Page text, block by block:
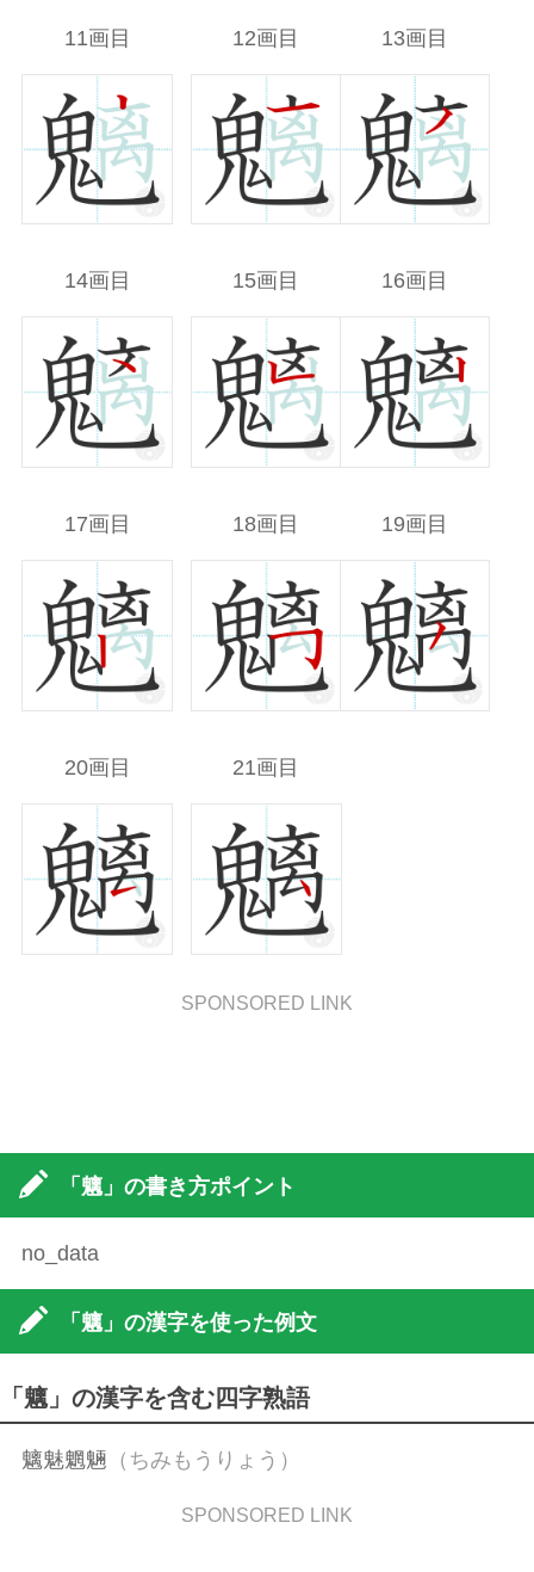
11画目 12画目 13画目
14画目 15画目 16画目
17画目 18画目 19画目
20画目 21画目
SPONSORED LINK
「魑」の書き方ポイント
no_data
「魑」の漢字を使った例文
「魑」の漢字を含む四字熟語
魑魅魍魎 （ちみもうりょう）
SPONSORED LINK